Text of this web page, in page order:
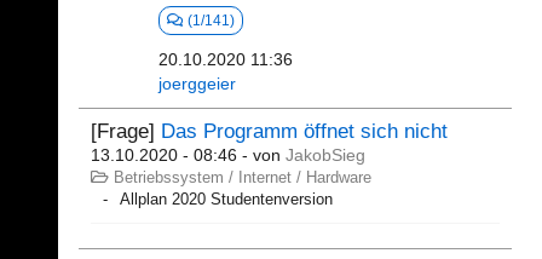
(1/141)
20.10.2020 11:36
joerggeier
[Frage] Das Programm öffnet sich nicht
13.10.2020 - 08:46 - von JakobSieg
Betriebssystem / Internet / Hardware
Allplan 2020 Studentenversion